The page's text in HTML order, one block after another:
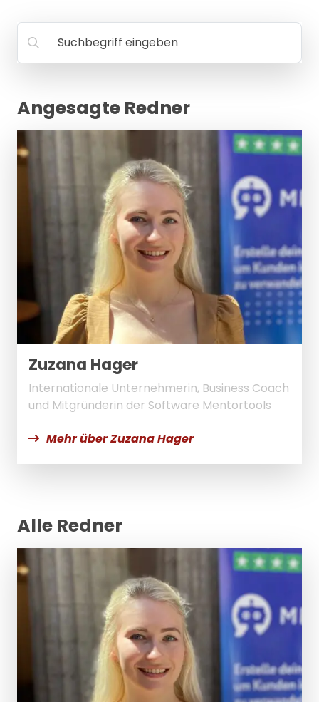
FAQ
Suchbegriff eingeben
Angesagte Redner
Zuzana Hager
Internationale Unternehmerin, Business Coach
und Mitgründerin der Software Mentortools
Mehr über Zuzana Hager
Alle Redner